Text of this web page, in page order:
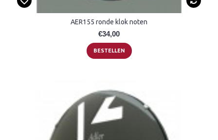
AER155 ronde klok noten
€34,00
BESTELLEN